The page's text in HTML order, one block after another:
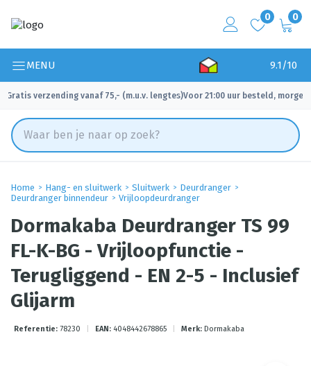
0 0
MENU 9.1/10
Gratis verzending vanaf 75,- (m.u.v. lengtes)
✓ Voor 21:00 uur besteld, morgen
Home Hang- en sluitwerk Sluitwerk
Deurdranger
Deurdranger binnendeur
Vrijloopdeurdranger
Dormakaba Deurdranger TS 99
FL-K-BG - Vrijloopfunctie -
Terugliggend - EN 2-5 - Inclusief
Glijarm
Referentie: 78230 EAN: 4048442678865 Merk: Dormakaba